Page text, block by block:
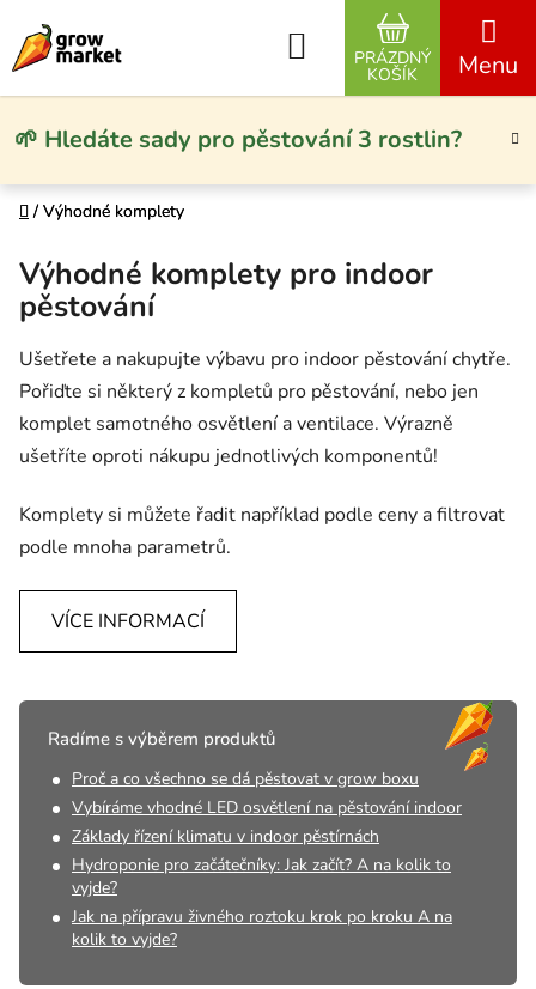
🌱 Hledáte sady pro pěstování 3 rostlin?
Hledat
NÁKUPNÍ
PRÁZDNÝ
KOŠÍK
Domů
/ Výhodné komplety
Domů
/ Výhodné komplety
Výhodné komplety pro indoor
pěstování
Ušetřete a nakupujte výbavu pro indoor pěstování chytře.
Pořiďte si některý z kompletů pro pěstování, nebo jen
komplet samotného osvětlení a ventilace. Výrazně
ušetříte oproti nákupu jednotlivých komponentů!
Komplety si můžete řadit například podle ceny a filtrovat
podle mnoha parametrů.
VÍCE INFORMACÍ
Radíme s výběrem produktů
Proč a co všechno se dá pěstovat v grow boxu
Vybíráme vhodné LED osvětlení na pěstování indoor
Základy řízení klimatu v indoor pěstírnách
Hydroponie pro začátečníky: Jak začít? A na kolik to
vyjde?
Jak na přípravu živného roztoku krok po kroku A na
kolik to vyjde?